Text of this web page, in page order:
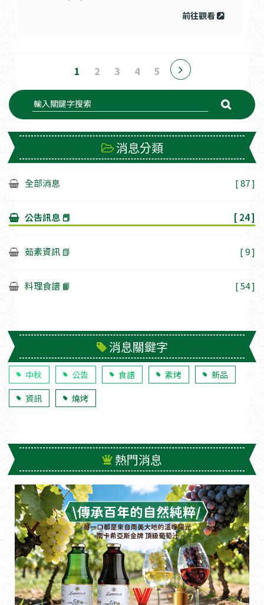
前往觀看
1 2 3 4 5
消息分類
全部消息 [ 87 ]
公告訊息 📕 [ 24 ]
茹素資訊 📗 [ 9 ]
料理食譜 📙 [ 54 ]
消息關鍵字
中秋 公告 食譜 素烤
新品
資訊
燒烤
熱門消息